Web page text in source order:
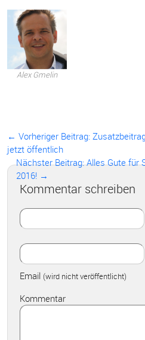
Alex Gmelin
← Vorheriger Beitrag:
jetzt öffentlich
Nächster Beitrag: Alles Gute für
2016! →
Kommentar schreiben
Email (wird nicht veröffentlicht)
Kommentar